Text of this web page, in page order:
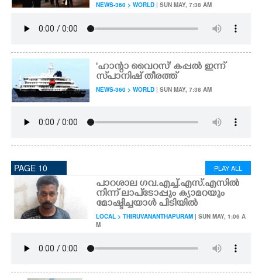
NEWS-360 > WORLD | SUN MAY, 7:38 AM
'ഹാന്റാ വൈറസ്' കപ്പൽ ഇന്ന്
സ്‌പാനിഷ് തീരത്ത്
NEWS-360 > WORLD | SUN MAY, 7:38 AM
PAGE 10 PLAY ALL
പാറശാല ഗവ.എച്ച്.എസ്.എസിൽ
നിന്ന് ലാപ്ടോപ്പും ക്യാമറയും
മോഷ്ടിച്ചയാൾ പിടിയിൽ
LOCAL > THIRUVANANTHAPURAM | SUN MAY, 1:06 A
M